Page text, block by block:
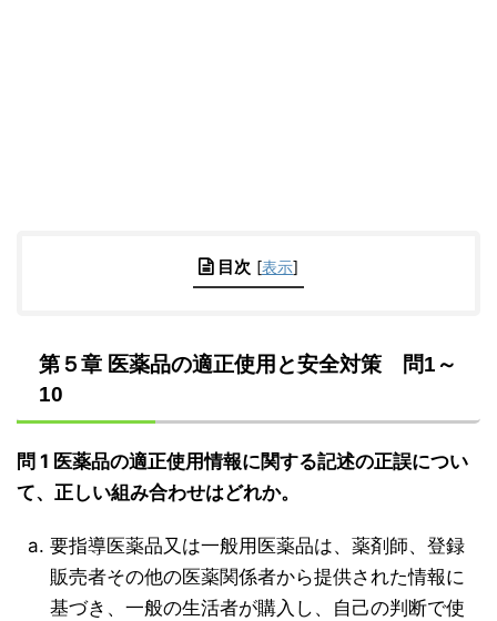
目次 [表示]
第５章 医薬品の適正使用と安全対策 問1～
10
問 1 医薬品の適正使用情報に関する記述の正誤につい
て、正しい組み合わせはどれか。
要指導医薬品又は一般用医薬品は、薬剤師、登録
販売者その他の医薬関係者から提供された情報に
基づき、一般の生活者が購入し、自己の判断で使